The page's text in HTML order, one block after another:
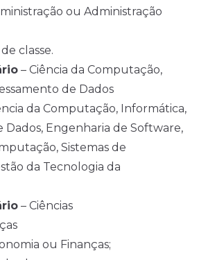
ou Administração
classe.
– Ciência da Computação,
de Dados
da Computação, Informática,
Dados, Engenharia de Software,
Sistemas de
da Tecnologia da
– Ciências
ou Finanças;